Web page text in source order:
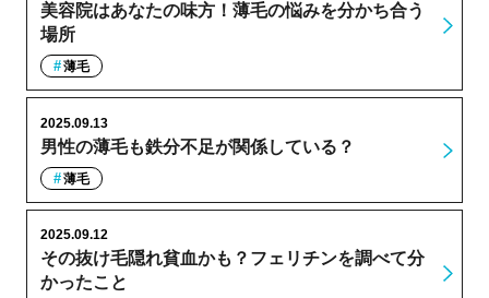
美容院はあなたの味方！薄毛の悩みを分かち合う
場所
薄毛
男性の薄毛も鉄分不足が関係している？
2025.09.13
薄毛
その抜け毛隠れ貧血かも？フェリチンを調べて分
かったこと
2025.09.12